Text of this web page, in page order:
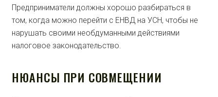
Предприниматели должны хорошо разбираться в
том, когда можно перейти с ЕНВД на УСН, чтобы не
нарушать своими необдуманными действиями
налоговое законодательство.
НЮАНСЫ ПРИ СОВМЕЩЕНИИ